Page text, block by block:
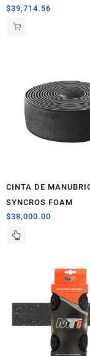
$39,714.56
CINTA DE
SYNCROS FOAM
$38,000.00